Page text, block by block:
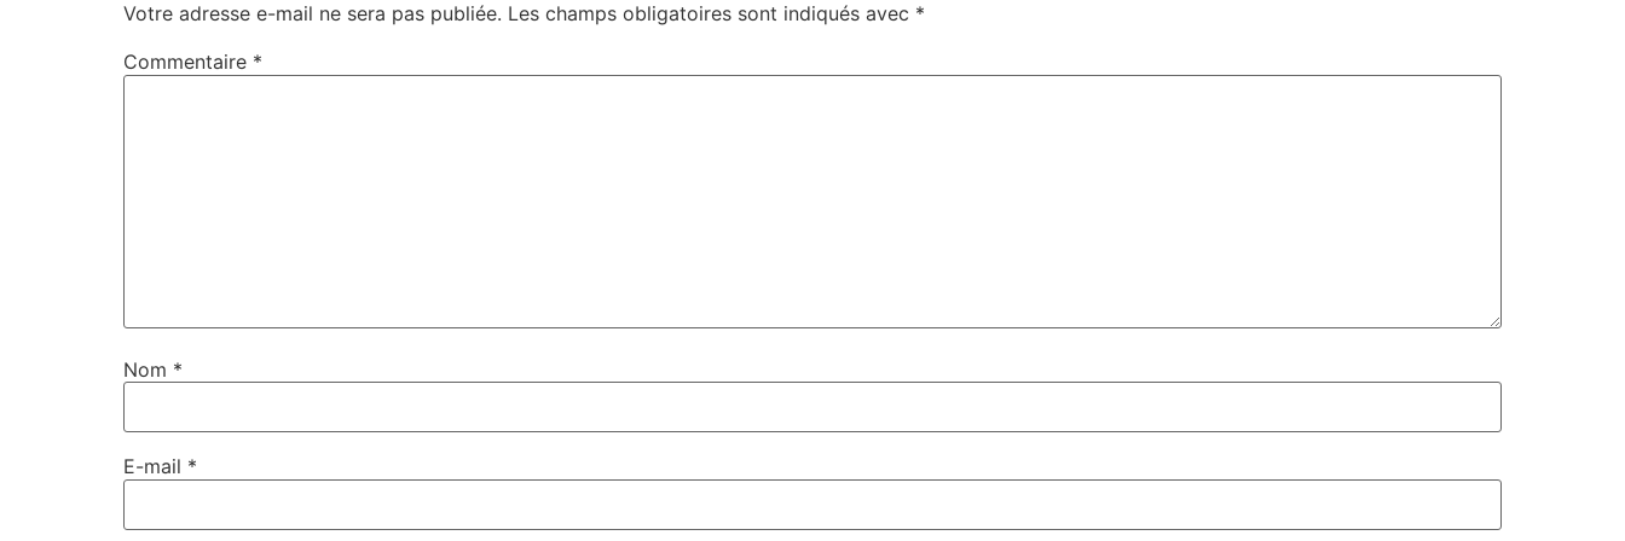
Votre adresse e-mail ne sera pas publiée. Les champs obligatoires sont indiqués avec *
Commentaire *
Nom *
E-mail *